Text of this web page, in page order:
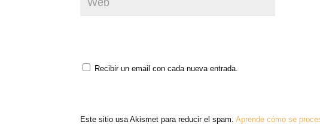
Recibir un email con cada nueva entrada.
Este sitio usa Akismet para reducir el spam.Aprende cómo se